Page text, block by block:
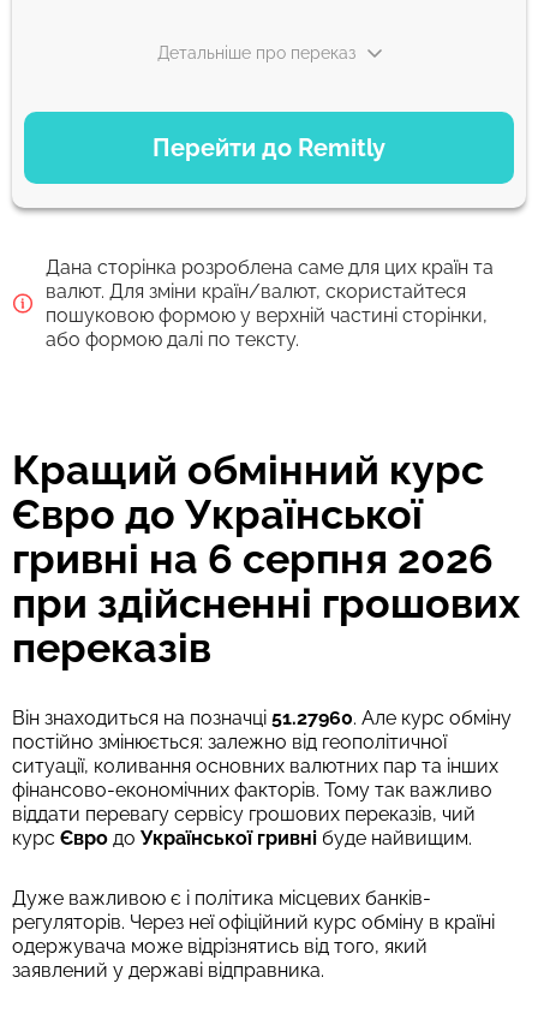
Перейти до Remitly
Детальніше про переказ
ВАРІАНТИ ОПЛАТИ
Швидкий
5074 UAH 30 хв
Економний
4968 UAH
Дана сторінка розроблена саме для цих країн та
валют. Для зміни країн/валют, скористайтеся
пошуковою формою у верхній частині сторінки,
або формою далі по тексту.
Кращий обмінний курс
Євро до Української
гривні на 6 серпня 2026
при здійсненні грошових
переказів
Він знаходиться на позначці 51.27960. Але курс обміну
постійно змінюється: залежно від геополітичної
ситуації, коливання основних валютних пар та інших
фінансово-економічних факторів. Тому так важливо
віддати перевагу сервісу грошових переказів, чий
курс Євро до Української гривні буде найвищим.
Дуже важливою є і політика місцевих банків-
регуляторів. Через неї офіційний курс обміну в країні
одержувача може відрізнятись від того, який
заявлений у державі відправника.